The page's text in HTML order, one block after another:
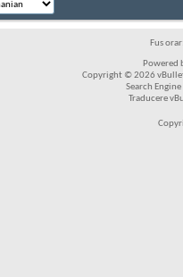
Fus
Powered
Copyright © 2026
Search
Traducere